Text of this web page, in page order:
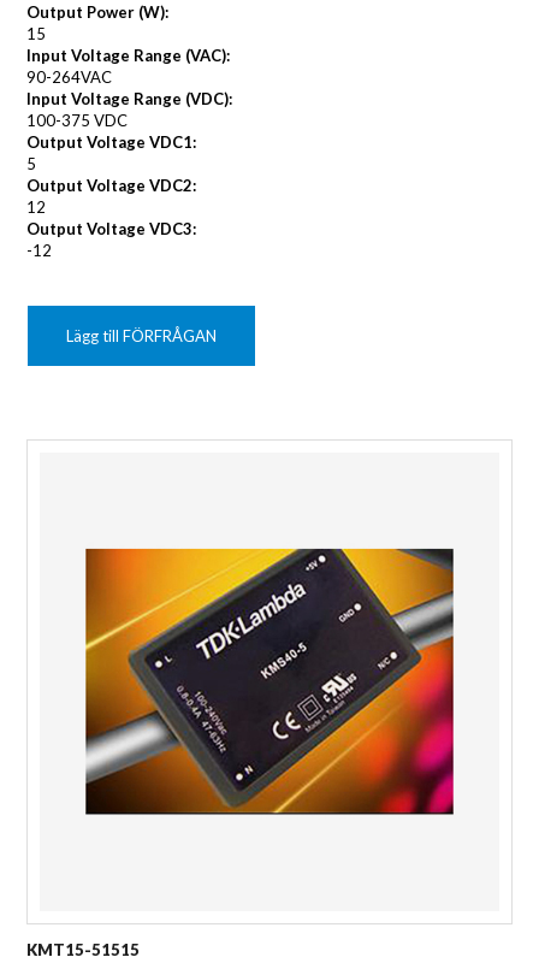
Output Power (W):
15
Input Voltage Range (VAC):
90-264VAC
Input Voltage Range (VDC):
100-375 VDC
Output Voltage VDC1:
5
Output Voltage VDC2:
12
Output Voltage VDC3:
-12
Lägg till FÖRFRÅGAN
KMT15-51515